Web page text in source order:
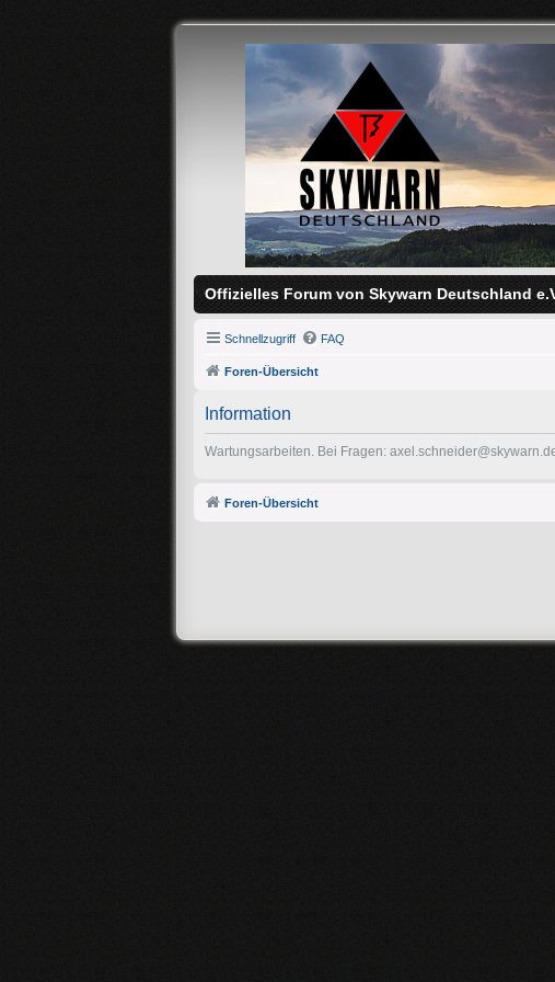
Offizielles Forum von Skywarn Deutschland
Schnellzugriff FAQ
Foren-Übersicht
Information
Wartungsarbeiten. Bei Fragen:
Foren-Übersicht